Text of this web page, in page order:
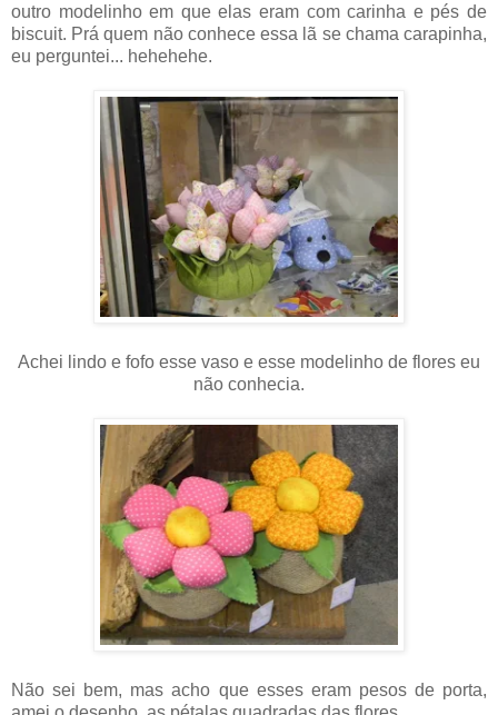
outro modelinho em que elas eram com carinha e pés de
biscuit. Prá quem não conhece essa lã se chama carapinha,
eu perguntei... hehehehe.
Achei lindo e fofo esse vaso e esse modelinho de flores eu
não conhecia.
Não sei bem, mas acho que esses eram pesos de porta,